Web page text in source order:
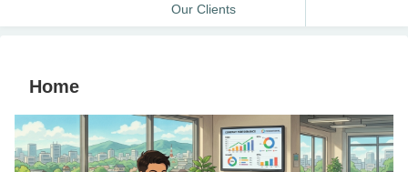
Our Clients
Home